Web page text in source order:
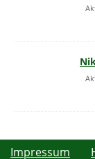
Impressum